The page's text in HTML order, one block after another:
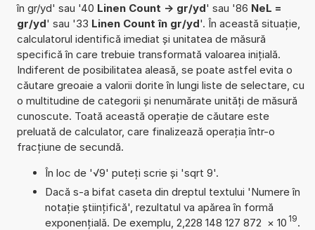
în gr/yd' sau '40 Linen Count -> gr/yd' sau '86 NeL =
gr/yd' sau '33 Linen Count în gr/yd'. În această situație,
calculatorul identifică imediat și unitatea de măsură
specifică în care trebuie transformată valoarea inițială.
Indiferent de posibilitatea aleasă, se poate astfel evita o
căutare greoaie a valorii dorite în lungi liste de selectare, cu
o multitudine de categorii și nenumărate unități de măsură
cunoscute. Toată această operație de căutare este
preluată de calculator, care finalizează operația într-o
fracțiune de secundă.
În loc de '√9' puteți scrie și 'sqrt 9'.
Dacă s-a bifat caseta din dreptul textului 'Numere în
notație științifică', rezultatul va apărea în formă
exponențială. De exemplu, 2,228 148 127 872 × 10 19.